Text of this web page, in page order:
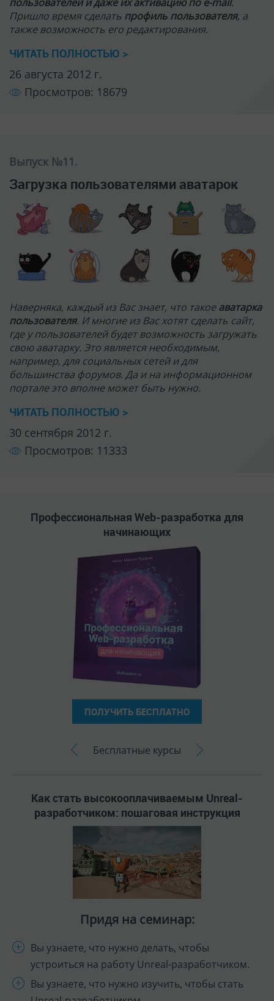
Загрузка пользователями аватарок
где у пользователей будет возможность загружать
например, для социальных сетей и для
большинства форумов. Да и на информационном
портале это вполне может быть нужно.
ЧИТАТЬ ПОЛНОСТЬЮ >
30 сентября 2012 г.
Просмотров: 11333
Профессиональная Web-разработка для
начинающих
ПОЛУЧИТЬ БЕСПЛАТНО
Бесплатные курсы
Как стать высокооплачиваемым Unreal-
разработчиком: пошаговая инструкция
Придя на семинар:
устроиться на работу Unreal-разработчиком.
Вы узнаете, что нужно изучить, чтобы стать
Unreal-разработчиком.
Вы получите PDF-файл с чек-листом с
пошаговым планом.
Вы узнаете, как ускорить весь процесс в 3-4
Бесплатные семинары